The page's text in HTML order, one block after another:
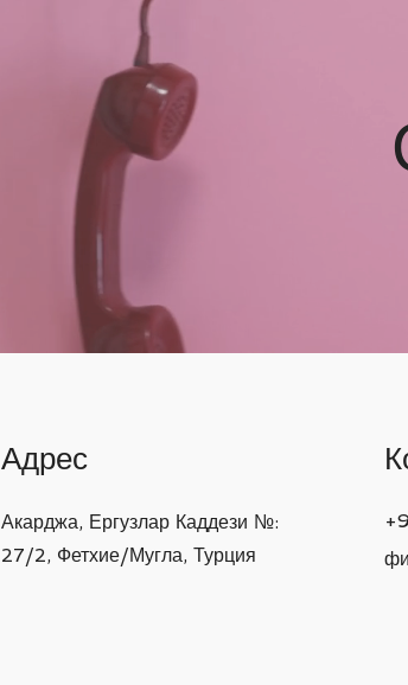
Адрес
Акарджа, Ергузлар Каддези №:
27/2, Фетхие/Мугла, Турция